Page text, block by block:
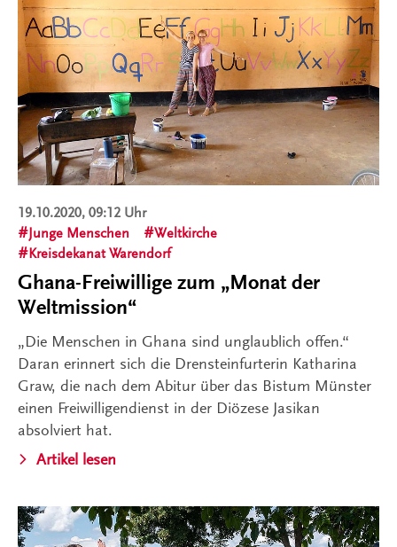
19.10.2020, 09:12 Uhr
Junge Menschen
Weltkirche
Kreisdekanat Warendorf
Ghana-Freiwillige zum „Monat der
Weltmission“
„Die Menschen in Ghana sind unglaublich offen.“
Daran erinnert sich die Drensteinfurterin Katharina
Graw, die nach dem Abitur über das Bistum Münster
einen Freiwilligendienst in der Diözese Jasikan
absolviert hat.
Artikel lesen